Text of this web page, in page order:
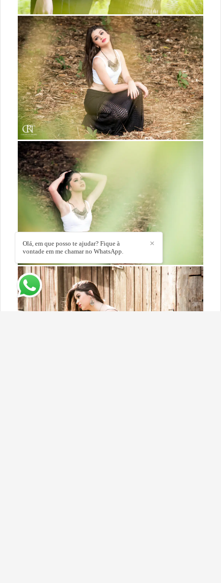
✕
Olá, em que posso te ajudar? Fique à
vontade em me chamar no WhatsApp.